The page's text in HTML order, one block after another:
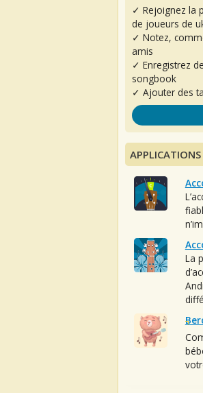
✓ Rejoignez la
de joueurs de
✓ Notez,
amis
✓ Enregistrez
songbook
✓ Ajouter des
La